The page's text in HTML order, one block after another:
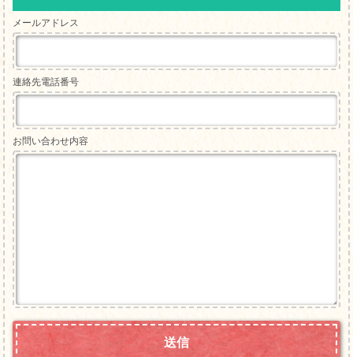
メールアドレス
連絡先電話番号
お問い合わせ内容